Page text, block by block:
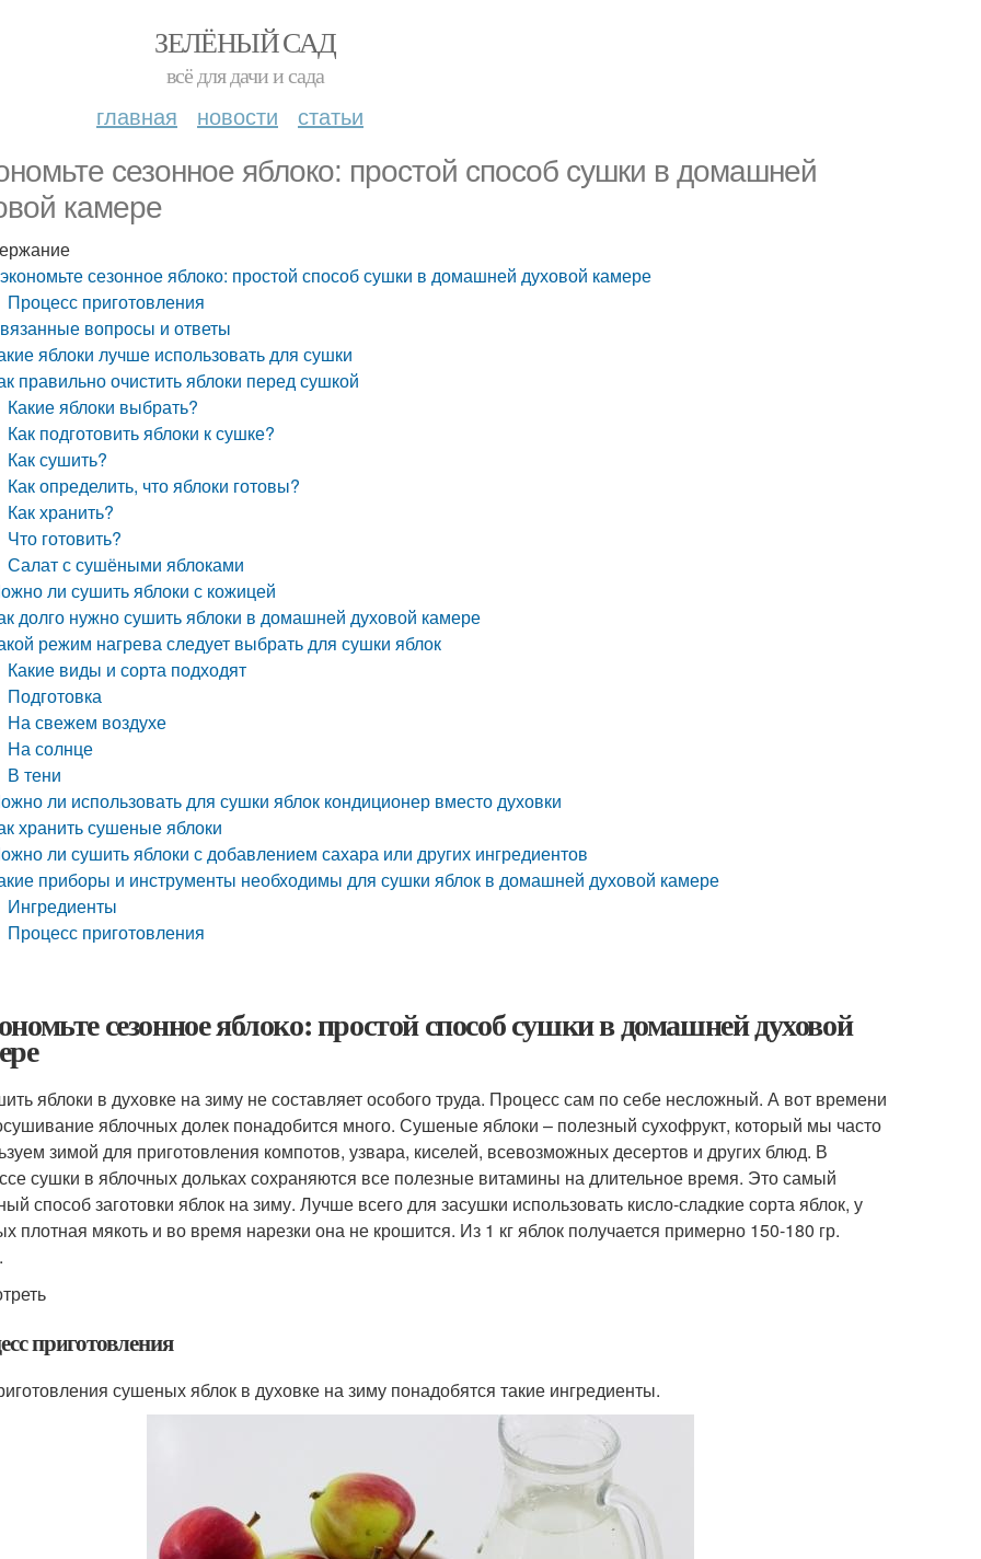
ЗЕЛЁНЫЙ САД
всё для дачи и сада
главная новости статьи
сезонное яблоко: простой способ сушки в домашней
камере
сезонное яблоко: простой способ сушки в домашней духовой камере
Процесс приготовления
вопросы и ответы
яблоки лучше использовать для сушки
правильно очистить яблоки перед сушкой
Какие яблоки выбрать?
Как подготовить яблоки к сушке?
Как сушить?
Как определить, что яблоки готовы?
Как хранить?
Что готовить?
Салат с сушёными яблоками
ли сушить яблоки с кожицей
долго нужно сушить яблоки в домашней духовой камере
режим нагрева следует выбрать для сушки яблок
Какие виды и сорта подходят
Подготовка
На свежем воздухе
На солнце
В тени
ли использовать для сушки яблок кондиционер вместо духовки
хранить сушеные яблоки
ли сушить яблоки с добавлением сахара или других ингредиентов
приборы и инструменты необходимы для сушки яблок в домашней духовой камере
Ингредиенты
Процесс приготовления
сезонное яблоко: простой способ сушки в домашней духовой
яблоки в духовке на зиму не составляет особого труда. Процесс сам по себе несложный. А вот времени
яблочных долек понадобится много. Сушеные яблоки – полезный сухофрукт, который мы часто
зимой для приготовления компотов, узвара, киселей, всевозможных десертов и других блюд. В
сушки в яблочных дольках сохраняются все полезные витамины на длительное время. Это самый
способ заготовки яблок на зиму. Лучше всего для засушки использовать кисло-сладкие сорта яблок, у
плотная мякоть и во время нарезки она не крошится. Из 1 кг яблок получается примерно 150-180 гр.
приготовления
сушеных яблок в духовке на зиму понадобятся такие ингредиенты.